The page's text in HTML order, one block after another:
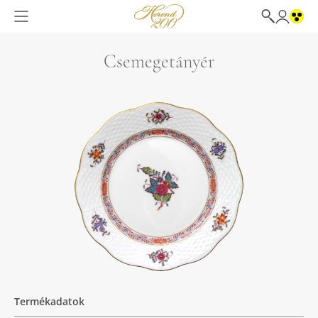
Csemegetányér
Termékadatok